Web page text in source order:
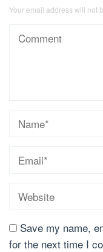
Your email address will not
Save my name,
for the next time I